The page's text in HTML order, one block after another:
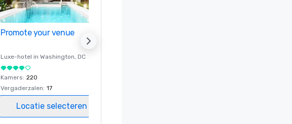
Promote your venue
Luxe-hotel in Washington, DC
Kamers: 220
Vergaderzalen: 17
Locatie selecteren